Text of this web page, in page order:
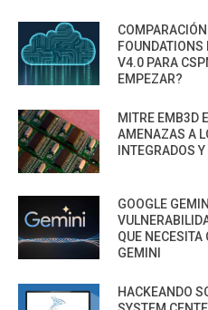
V4.0 PARA
EMPEZAR?
MITRE EMB3D
AMENAZAS A
INTEGRADOS
GOOGLE
QUE NECESITA
GEMINI
HACKEANDO